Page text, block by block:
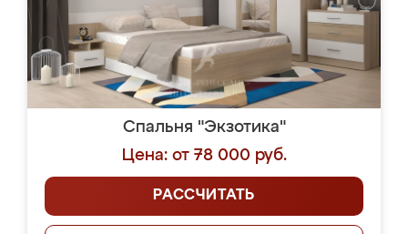
Спальня "Экзотика"
Цена: от 78 000 руб.
РАССЧИТАТЬ